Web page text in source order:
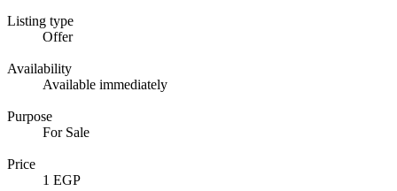
Listing type
Offer
Availability
Available immediately
Purpose
For Sale
Price
1 EGP